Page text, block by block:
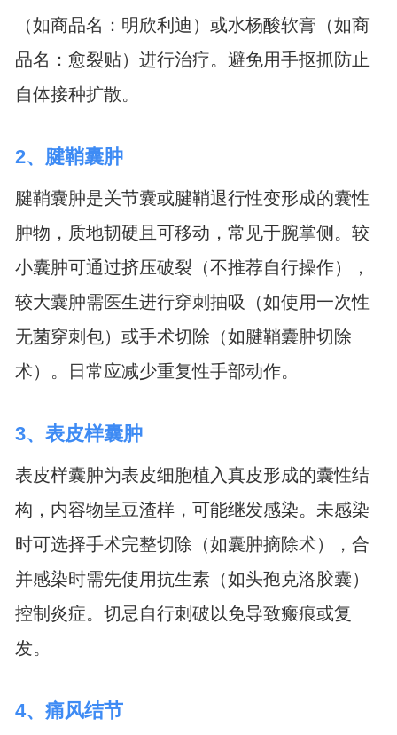
（如商品名：明欣利迪）或水杨酸软膏（如商
品名：愈裂贴）进行治疗。避免用手抠抓防止
自体接种扩散。
2、腱鞘囊肿
腱鞘囊肿是关节囊或腱鞘退行性变形成的囊性
肿物，质地韧硬且可移动，常见于腕掌侧。较
小囊肿可通过挤压破裂（不推荐自行操作），
较大囊肿需医生进行穿刺抽吸（如使用一次性
无菌穿刺包）或手术切除（如腱鞘囊肿切除
术）。日常应减少重复性手部动作。
3、表皮样囊肿
表皮样囊肿为表皮细胞植入真皮形成的囊性结
构，内容物呈豆渣样，可能继发感染。未感染
时可选择手术完整切除（如囊肿摘除术），合
并感染时需先使用抗生素（如头孢克洛胶囊）
控制炎症。切忌自行刺破以免导致瘢痕或复
发。
4、痛风结节